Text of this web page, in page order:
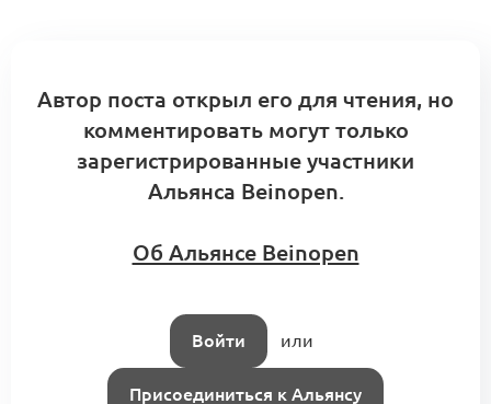
2 комментария
Возвраты и причины отказа
0 комментариев
Анатомия одного продукта: unit-
экономика и базовый ABC-анализ
Автор поста открыл его для чтения, но
комментировать могут только
зарегистрированные участники
Альянса Beinopen.
Об Альянсе Beinopen
Войти или
Присоединиться к Альянсу